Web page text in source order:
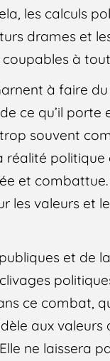
les calculs
drames et
coupables à
à faire
ce qu’il porte
souvent
réalité
et
les valeurs et
et de
ce combat,
aux
ne laissera